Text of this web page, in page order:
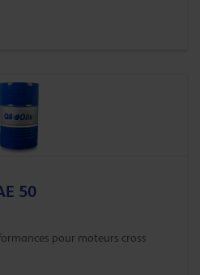
50
pour moteurs cross